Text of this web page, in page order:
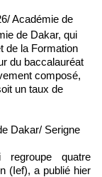
Académie de
de Dakar, qui
de la Formation
du baccalauréat
composé,
un taux de
Dakar/ Serigne
regroupe quatre
(Ief), a publié hier